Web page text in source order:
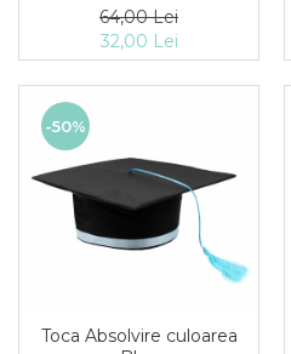
64,00 Lei
32,00 Lei
-50%
Toca Absolvire culoarea